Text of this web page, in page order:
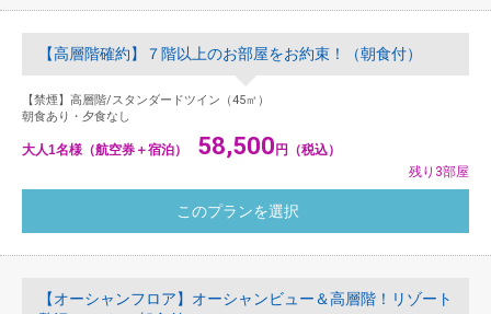
【高層階確約】７階以上のお部屋をお約束！（朝食付）
【禁煙】高層階/スタンダードツイン（45㎡）
朝食あり・夕食なし
大人1名様（航空券＋宿泊） 58,500 円（税込）
残り3部屋
【オーシャンフロア】オーシャンビュー＆高層階！リゾート